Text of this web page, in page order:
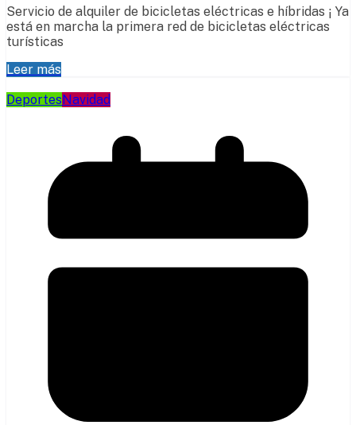
Servicio de alquiler de bicicletas eléctricas e híbridas ¡ Ya
está en marcha la primera red de bicicletas eléctricas
turísticas
Leer más
DeportesNavidad